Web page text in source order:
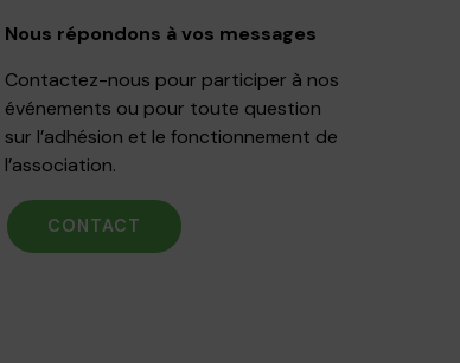
Nous répondons à vos messages
Contactez-nous pour participer à nos
événements ou pour toute question
sur l’adhésion et le fonctionnement de
l’association.
CONTACT